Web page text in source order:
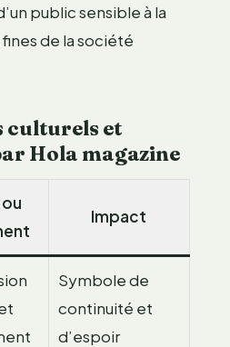
public sensible à la
de la société
culturels et
Hola magazine
Impact
Symbole de
continuité et
d’espoir